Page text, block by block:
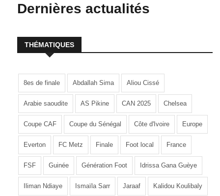
Dernières actualités
THÉMATIQUES
8es de finale Abdallah Sima Aliou Cissé
Arabie saoudite AS Pikine CAN 2025 Chelsea
Coupe CAF Coupe du Sénégal Côte d'Ivoire Europe
Everton FC Metz Finale Foot local France
FSF Guinée Génération Foot Idrissa Gana Guèye
Iliman Ndiaye Ismaïla Sarr Jaraaf Kalidou Koulibaly